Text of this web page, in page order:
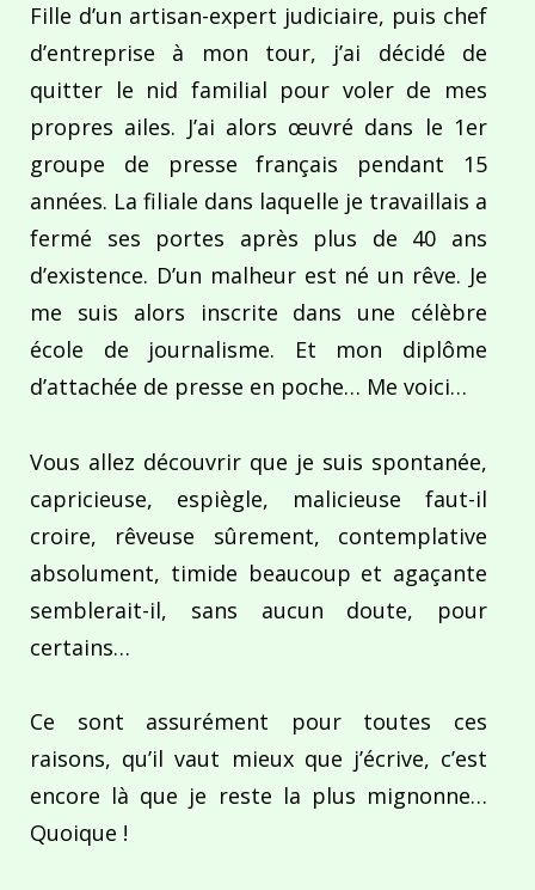
Fille d’un artisan-expert judiciaire, puis chef
d’entreprise à mon tour, j’ai décidé de
quitter le nid familial pour voler de mes
propres ailes. J’ai alors œuvré dans le 1er
groupe de presse français pendant 15
années. La filiale dans laquelle je travaillais a
fermé ses portes après plus de 40 ans
d’existence. D’un malheur est né un rêve. Je
me suis alors inscrite dans une célèbre
école de journalisme. Et mon diplôme
d’attachée de presse en poche… Me voici…
Vous allez découvrir que je suis spontanée,
capricieuse, espiègle, malicieuse faut-il
croire, rêveuse sûrement, contemplative
absolument, timide beaucoup et agaçante
semblerait-il, sans aucun doute, pour
certains…
Ce sont assurément pour toutes ces
raisons, qu’il vaut mieux que j’écrive, c’est
encore là que je reste la plus mignonne…
Quoique !